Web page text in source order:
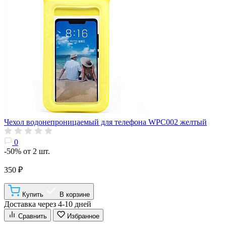
Чехол водонепроницаемый для телефона WPC002 желтый
0
-50% от 2 шт.
350 ₽
Купить В корзине
Доставка через 4-10 дней
Сравнить Избранное